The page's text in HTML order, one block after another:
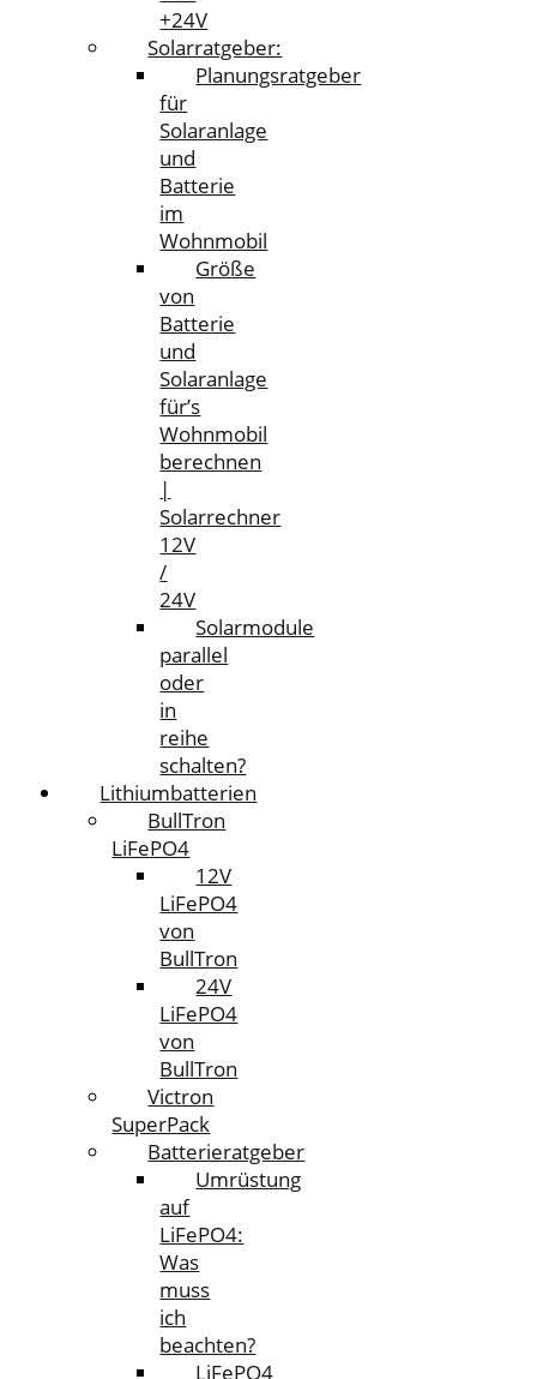
+24V
Solarratgeber:
Planungsratgeber
für
Solaranlage
und
Batterie
im
Wohnmobil
Größe
von
Batterie
und
Solaranlage
für’s
Wohnmobil
berechnen
|
Solarrechner
12V
/
24V
Solarmodule
parallel
oder
in
reihe
schalten?
Lithiumbatterien
BullTron
LiFePO4
12V
LiFePO4
von
BullTron
24V
LiFePO4
von
BullTron
Victron
SuperPack
Batterieratgeber
Umrüstung
auf
LiFePO4:
Was
muss
ich
beachten?
LiFePO4